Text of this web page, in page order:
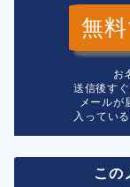
無
お
送信後す
メールが
入ってい
この